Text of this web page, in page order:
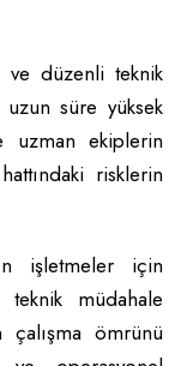
ve düzenli teknik
süre yüksek
uzman ekiplerin
risklerin
işletmeler için
müdahale
çalışma ömrünü